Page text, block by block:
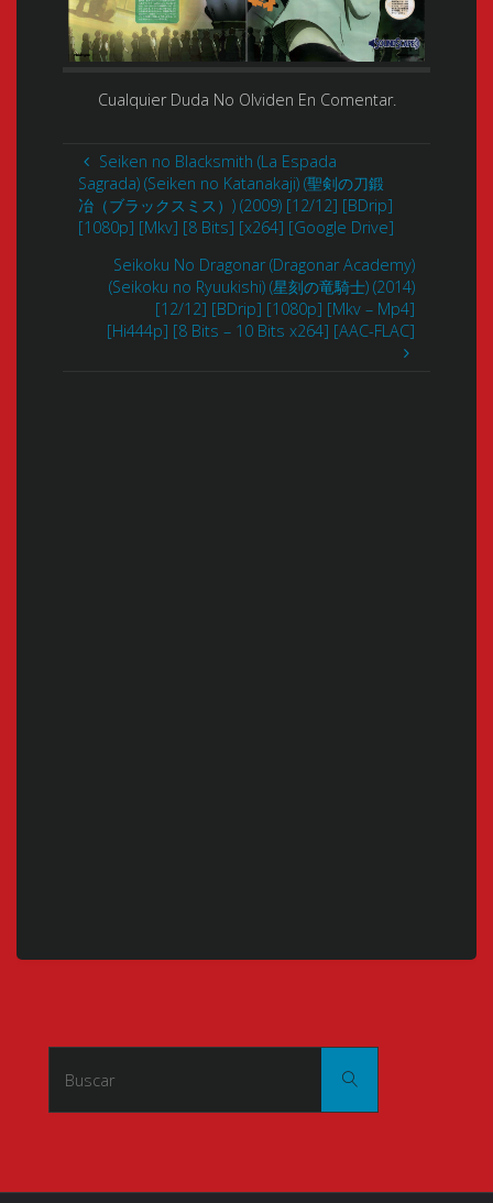
Cualquier Duda No Olviden En Comentar.
Seiken no Blacksmith (La Espada
Sagrada) (Seiken no Katanakaji) (聖剣の刀鍛
冶（ブラックスミス）) (2009) [12/12] [BDrip]
[1080p] [Mkv] [8 Bits] [x264] [Google Drive]
Seikoku No Dragonar (Dragonar Academy)
(Seikoku no Ryuukishi) (星刻の竜騎士) (2014)
[12/12] [BDrip] [1080p] [Mkv – Mp4]
[Hi444p] [8 Bits – 10 Bits x264] [AAC-FLAC]
Buscar